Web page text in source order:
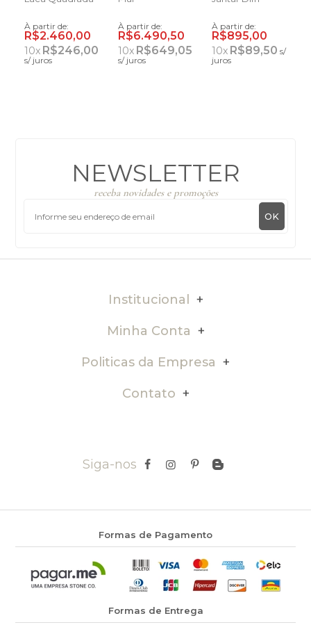
À partir de:
R$2.460,00
10x R$246,00
s/ juros
À partir de:
R$6.490,50
10x R$649,05
s/ juros
À partir de:
R$895,00
10x R$89,50 s/
juros
NEWSLETTER
receba novidades e promoções
OK
Institucional
Minha Conta
Politicas da Empresa
Contato
Siga-nos
Formas de Pagamento
Formas de Entrega